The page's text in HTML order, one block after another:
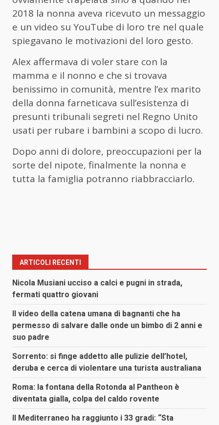
2018 la nonna aveva ricevuto un messaggio
e un video su YouTube di loro tre nel quale
spiegavano le motivazioni del loro gesto.
Alex affermava di voler stare con la
mamma e il nonno e che si trovava
benissimo in comunità, mentre l’ex marito
della donna farneticava sull’esistenza di
presunti tribunali segreti nel Regno Unito
usati per rubare i bambini a scopo di lucro.
Dopo anni di dolore, preoccupazioni per la
sorte del nipote, finalmente la nonna e
tutta la famiglia potranno riabbracciarlo.
ARTICOLI RECENTI
Nicola Musiani ucciso a calci e pugni in strada,
fermati quattro giovani
Il video della catena umana di bagnanti che ha
permesso di salvare dalle onde un bimbo di 2 anni e
suo padre
Sorrento: si finge addetto alle pulizie dell’hotel,
deruba e cerca di violentare una turista australiana
Roma: la fontana della Rotonda al Pantheon è
diventata gialla, colpa del caldo rovente
Il Mediterraneo ha raggiunto i 33 gradi: “Sta